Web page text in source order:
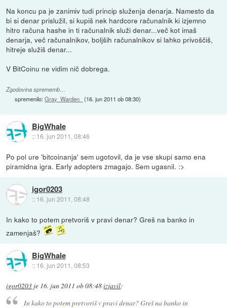
Na koncu pa je zanimiv tudi princip služenja denarja. Namesto da
bi si denar prislužil, si kupiš nek hardcore računalnik ki izjemno
hitro računa hashe in ti računalnik služi denar...več kot imaš
denarja, več računalnikov, boljših računalnikov si lahko privoščiš,
hitreje služiš denar...
V BitCoinu ne vidim nič dobrega.
Zgodovina sprememb…
spremenilo:Gray_Warden_ (16. jun 2011 ob 08:30)
BigWhale
:: 16. jun 2011, 08:46
Po pol ure 'bitcoinanja' sem ugotovil, da je vse skupi samo ena
piramidna igra. Early adopters zmagajo. Sem ugasnil. :>
igor0203
:: 16. jun 2011, 08:48
In kako to potem pretvoriš v pravi denar? Greš na banko in
zamenjaš?
BigWhale
:: 16. jun 2011, 08:53
igor0203 je 16. jun 2011 ob 08:48izjavil:
In kako to potem pretvoriš v pravi denar? Greš na banko in